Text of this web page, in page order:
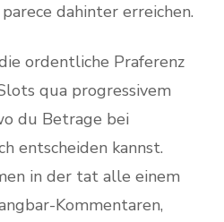
dahinter erreichen.
ordentliche Praferenz
qua progressivem
du Betrage bei
entscheiden kannst.
in der tat alle einem
Kommentaren,